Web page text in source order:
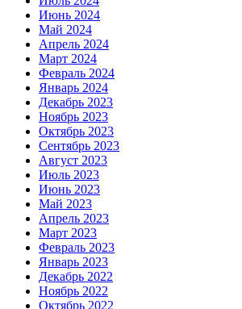
Июнь 2024
Май 2024
Апрель 2024
Март 2024
Февраль 2024
Январь 2024
Декабрь 2023
Ноябрь 2023
Октябрь 2023
Сентябрь 2023
Август 2023
Июль 2023
Июнь 2023
Май 2023
Апрель 2023
Март 2023
Февраль 2023
Январь 2023
Декабрь 2022
Ноябрь 2022
Октябрь 2022